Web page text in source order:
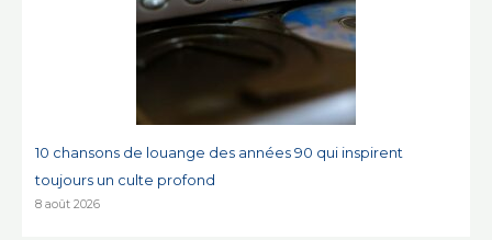
10 chansons de louange des années 90 qui inspirent
toujours un culte profond
8 août 2026